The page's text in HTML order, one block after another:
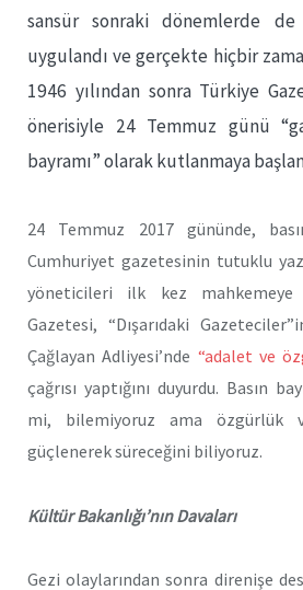
sansür sonraki dönemlerde
uygulandı ve gerçekte hiçbir
1946 yılından sonra Türkiye
önerisiyle 24 Temmuz günü
bayramı” olarak kutlanmaya
24 Temmuz 2017 gününde,
Cumhuriyet gazetesinin tutuklu
yöneticileri ilk kez mahkemeye
Gazetesi, “Dışarıdaki
Çağlayan Adliyesi’nde “adalet ve
çağrısı yaptığını duyurdu. Basın
mi, bilemiyoruz ama özgürlük
güçlenerek süreceğini biliyoruz.
Kültür Bakanlığı’nın Davaları
Gezi olaylarından sonra direnişe